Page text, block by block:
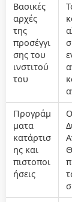
Βασικές
αρχές
της
προσέγγι
σης του
ινστιτού
του
Προγράμ
ματα
κατάρτισ
ης και
πιστοποι
ήσεις